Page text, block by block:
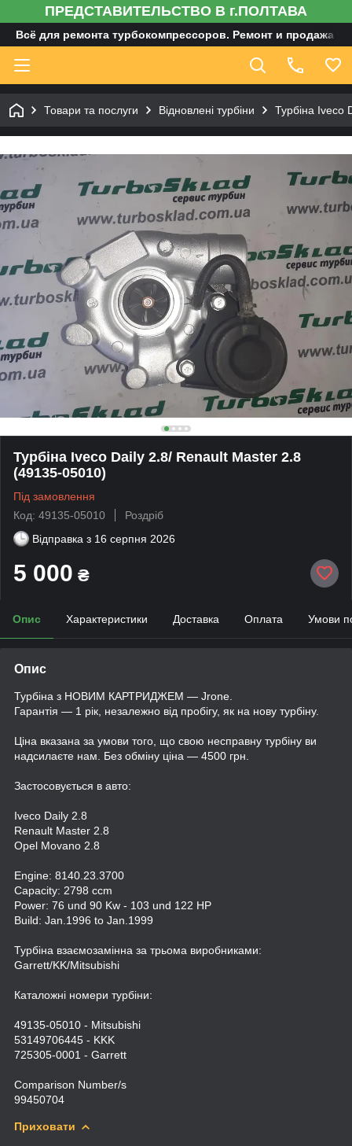
ПРЕДСТАВИТЕЛЬСТВО В г.ПОЛТАВА
Всё для ремонта турбокомпрессоров. Ремонт и продажа
Товари та послуги Відновлені турбіни Турбіна Iveco
Турбіна Iveco Daily 2.8/ Renault Master 2.8
(49135-05010)
Під замовлення
Код: 49135-05010
Роздріб
Відправка з 16 серпня 2026
5 000 ₴
Опис Характеристики Доставка Оплата Умови
Опис
Турбіна з НОВИМ КАРТРИДЖЕМ — Jrone.
Гарантія — 1 рік, незалежно від пробігу, як на нову турбіну.
Ціна вказана за умови того, що свою несправну турбіну ви
надсилаєте нам. Без обміну ціна — 4500 грн.
Застосовується в авто:
Iveco Daily 2.8
Renault Master 2.8
Opel Movano 2.8
Engine: 8140.23.3700
Capacity: 2798 ccm
Power: 76 und 90 Kw - 103 und 122 HP
Build: Jan.1996 to Jan.1999
Турбіна взаємозамінна за трьома виробниками:
Garrett/KK/Mitsubishi
Каталожні номери турбіни:
49135-05010 - Mitsubishi
53149706445 - KKK
725305-0001 - Garrett
Comparison Number/s
99450704
Приховати